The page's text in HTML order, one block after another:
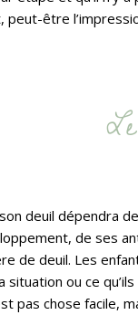
peut-être
deuil dépendra
de ses
de deuil. Les
ou ce
pas chose facile,